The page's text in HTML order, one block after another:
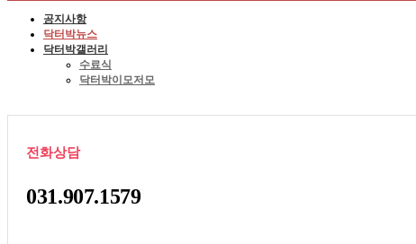
공지사항
닥터박뉴스
닥터박갤러리
수료식
닥터박이모저모
전화상담
031.907.1579